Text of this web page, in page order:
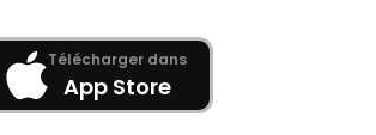
Télécharger dans
App Store